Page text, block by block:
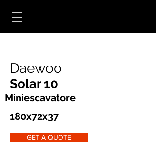
Daewoo
Solar 10
Miniescavatore
180x72x37
GET A QUOTE